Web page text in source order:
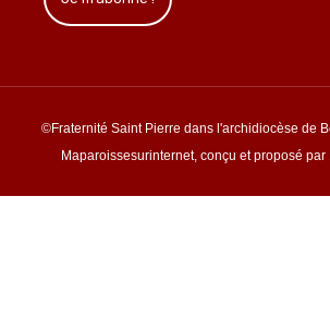
©Fraternité Saint Pierre dans l'archidiocèse de
Maparoissesurinternet, conçu et proposé par